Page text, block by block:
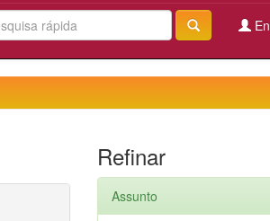
Refinar
Assunto